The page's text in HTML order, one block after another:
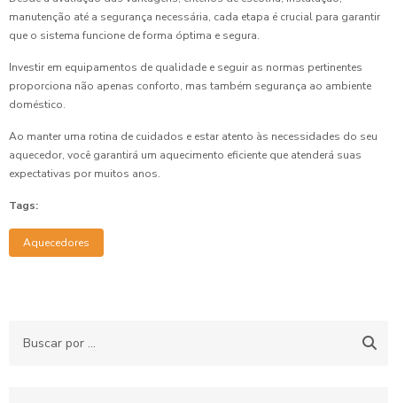
manutenção até a segurança necessária, cada etapa é crucial para garantir
que o sistema funcione de forma óptima e segura.
Investir em equipamentos de qualidade e seguir as normas pertinentes
proporciona não apenas conforto, mas também segurança ao ambiente
doméstico.
Ao manter uma rotina de cuidados e estar atento às necessidades do seu
aquecedor, você garantirá um aquecimento eficiente que atenderá suas
expectativas por muitos anos.
Tags:
Aquecedores